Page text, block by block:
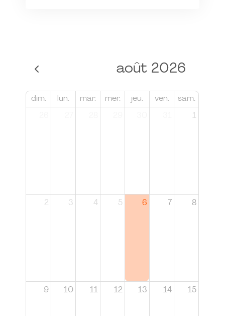
août 2026
dim. lun. mar. mer. jeu. ven. sam.
1
2 3 4 5 6 7 8
9 10 11 12 13 14 15